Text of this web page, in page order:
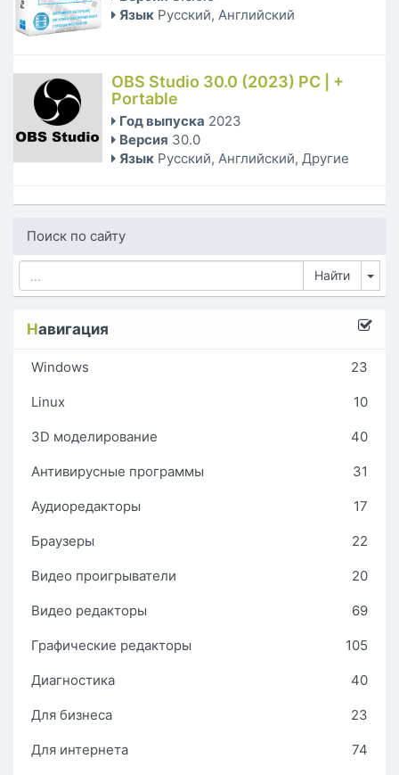
Язык Русский, Английский
OBS Studio 30.0 (2023) PC | +
Portable
Год выпуска 2023
Версия 30.0
Язык Русский, Английский, Другие
Поиск по сайту
Навигация
Windows 23
Linux 10
3D моделирование 40
Антивирусные программы 31
Аудиоредакторы 17
Браузеры 22
Видео проигрыватели 20
Видео редакторы 69
Графические редакторы 105
Диагностика 40
Для бизнеса 23
Для интернета 74